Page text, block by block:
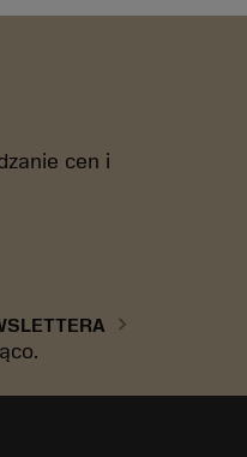
cen i
chevron_right